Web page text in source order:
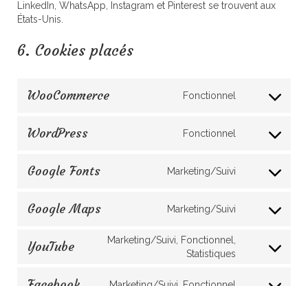
LinkedIn, WhatsApp, Instagram et Pinterest se trouvent aux
États-Unis.
6. Cookies placés
WooCommerce Fonctionnel
Consent
WordPress Fonctionnel
Consent
wordpress
Google Fonts Marketing/Suivi
Consent
google-
Google Maps Marketing/Suivi
Consent
google-
YouTube
Marketing/Suivi, Fonctionnel,
Statistiques
Consent